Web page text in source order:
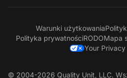
Warunki użytkowania
Polityka prywatnościRODOMapa
Your Privacy
© 2004-2026 Quality Unit, LLC.